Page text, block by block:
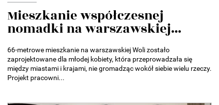
Mieszkanie współczesnej
nomadki na warszawskiej...
66-metrowe mieszkanie na warszawskiej Woli zostało
zaprojektowane dla młodej kobiety, która przeprowadzała się
między miastami i krajami, nie gromadząc wokół siebie wielu rzeczy.
Projekt pracowni...